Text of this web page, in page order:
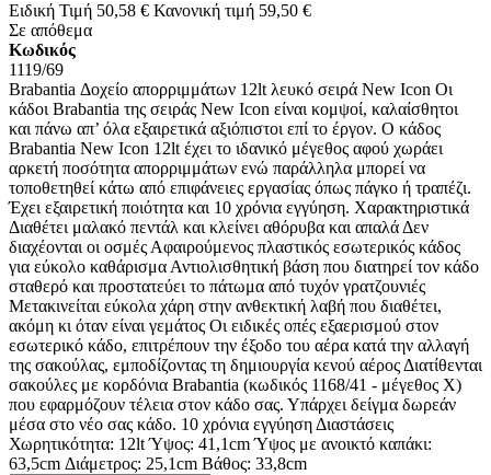
Ειδική Τιμή 50,58 € Κανονική τιμή 59,50 €
Σε απόθεμα
Κωδικός
1119/69
Brabantia Δοχείο απορριμμάτων 12lt λευκό σειρά New Icon Οι
κάδοι Brabantia της σειράς New Icon είναι κομψοί, καλαίσθητοι
και πάνω απ’ όλα εξαιρετικά αξιόπιστοι επί το έργον. Ο κάδος
Brabantia New Icon 12lt έχει το ιδανικό μέγεθος αφού χωράει
αρκετή ποσότητα απορριμμάτων ενώ παράλληλα μπορεί να
τοποθετηθεί κάτω από επιφάνειες εργασίας όπως πάγκο ή τραπέζι.
Έχει εξαιρετική ποιότητα και 10 χρόνια εγγύηση. Χαρακτηριστικά
Διαθέτει μαλακό πεντάλ και κλείνει αθόρυβα και απαλά Δεν
διαχέονται οι οσμές Αφαιρούμενος πλαστικός εσωτερικός κάδος
για εύκολο καθάρισμα Αντιολισθητική βάση που διατηρεί τον κάδο
σταθερό και προστατεύει το πάτωμα από τυχόν γρατζουνιές
Μετακινείται εύκολα χάρη στην ανθεκτική λαβή που διαθέτει,
ακόμη κι όταν είναι γεμάτος Οι ειδικές οπές εξαερισμού στον
εσωτερικό κάδο, επιτρέπουν την έξοδο του αέρα κατά την αλλαγή
της σακούλας, εμποδίζοντας τη δημιουργία κενού αέρος Διατίθενται
σακούλες με κορδόνια Brabantia (κωδικός 1168/41 - μέγεθος X)
που εφαρμόζουν τέλεια στον κάδο σας. Υπάρχει δείγμα δωρεάν
μέσα στο νέο σας κάδο. 10 χρόνια εγγύηση Διαστάσεις
Χωρητικότητα: 12lt Ύψος: 41,1cm Ύψος με ανοικτό καπάκι:
63,5cm Διάμετρος: 25,1cm Βάθος: 33,8cm